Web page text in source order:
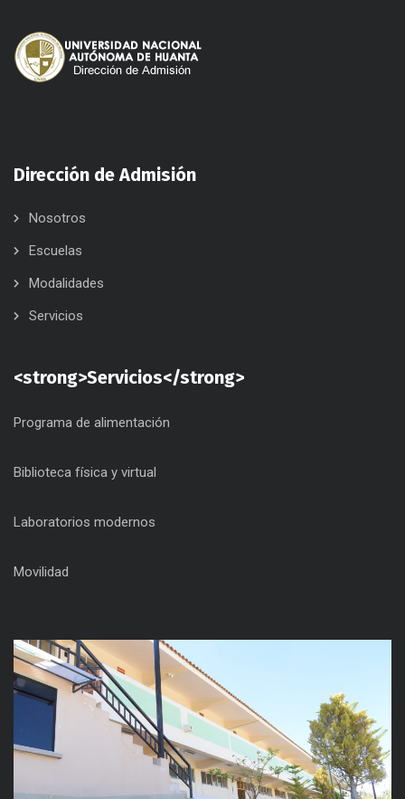
Dirección de Admisión
Nosotros
Escuelas
Modalidades
Servicios
<strong>Servicios</strong>
Programa de alimentación
Biblioteca física y virtual
Laboratorios modernos
Movilidad